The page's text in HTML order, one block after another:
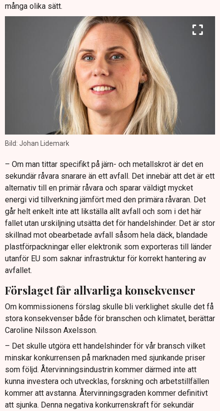
många olika sätt.
Bild: Johan Lidemark
– Om man tittar specifikt på järn- och metallskrot är det en
sekundär råvara snarare än ett avfall. Det innebär att det är ett
alternativ till en primär råvara och sparar väldigt mycket
energi vid tillverkning jämfört med den primära råvaran. Det
går helt enkelt inte att likställa allt avfall och som i det här
fallet utan urskiljning utsätta det för handelshinder. Det är stor
skillnad mot obearbetade avfall såsom hela däck, blandade
plastförpackningar eller elektronik som exporteras till länder
utanför EU som saknar infrastruktur för korrekt hantering av
avfallet.
Förslaget får allvarliga konsekvenser
Om kommissionens förslag skulle bli verklighet skulle det få
stora konsekvenser både för branschen och klimatet, berättar
Caroline Nilsson Axelsson.
– Det skulle utgöra ett handelshinder för vår bransch vilket
minskar konkurrensen på marknaden med sjunkande priser
som följd. Återvinningsindustrin kommer därmed inte att
kunna investera och utvecklas, forskning och arbetstillfällen
kommer att avstanna. Återvinningsgraden kommer definitivt
att sjunka. Denna negativa konkurrenskraft för sekundär